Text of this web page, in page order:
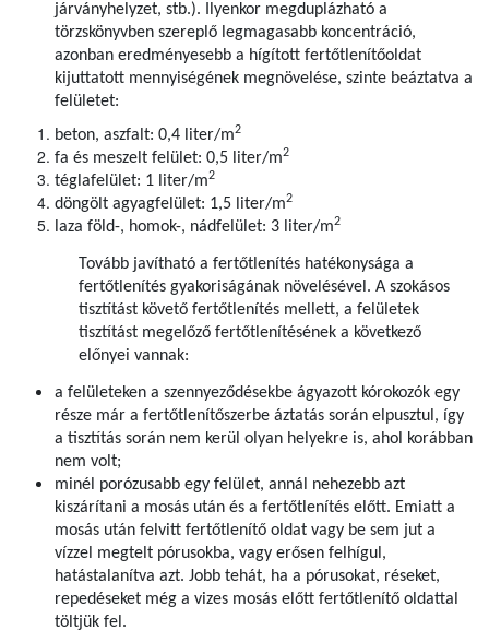
járványhelyzet, stb.). Ilyenkor megduplázható a
törzskönyvben szereplő legmagasabb koncentráció,
azonban eredményesebb a hígított fertőtlenítőoldat
kijuttatott mennyiségének megnövelése, szinte beáztatva a
felületet:
beton, aszfalt: 0,4 liter/m2
fa és meszelt felület: 0,5 liter/m2
téglafelület: 1 liter/m2
döngölt agyagfelület: 1,5 liter/m2
laza föld-, homok-, nádfelület: 3 liter/m2
Tovább javítható a fertőtlenítés hatékonysága a
fertőtlenítés gyakoriságának növelésével. A szokásos
tisztítást követő fertőtlenítés mellett, a felületek
tisztítást megelőző fertőtlenítésének a következő
előnyei vannak:
a felületeken a szennyeződésekbe ágyazott kórokozók egy
része már a fertőtlenítőszerbe áztatás során elpusztul, így
a tisztítás során nem kerül olyan helyekre is, ahol korábban
nem volt;
minél porózusabb egy felület, annál nehezebb azt
kiszárítani a mosás után és a fertőtlenítés előtt. Emiatt a
mosás után felvitt fertőtlenítő oldat vagy be sem jut a
vízzel megtelt pórusokba, vagy erősen felhígul,
hatástalanítva azt. Jobb tehát, ha a pórusokat, réseket,
repedéseket még a vizes mosás előtt fertőtlenítő oldattal
töltjük fel.